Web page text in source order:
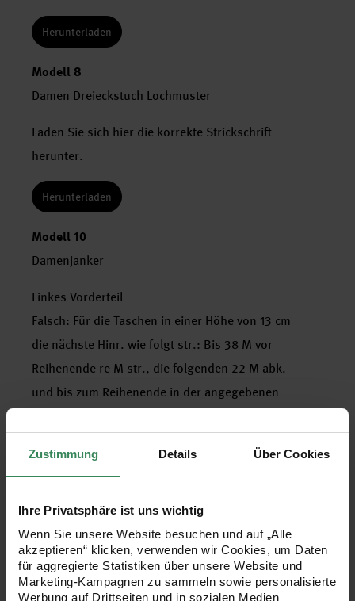
Zustimmung Details Über Cookies
Ihre Privatsphäre ist uns wichtig
Wenn Sie unsere Website besuchen und auf „Alle
akzeptieren“ klicken, verwenden wir Cookies, um Daten
für aggregierte Statistiken über unsere Website und
Marketing-Kampagnen zu sammeln sowie personalisierte
Werbung auf Drittseiten und in sozialen Medien
Herunterladen
Modell 8
Damen Dreieckstuch Lochmuster
Laden Sie sich hier die korrekte Strickschrift
herunter.
Herunterladen
Modell 10
Damenjanker
Linkes Vorderteil
Falsch: Für die Taschen in einer Höhe von 13 cm
die nächste Hinr. wie folgt str.: Bis 38 M vor
Reihenende re M str., die folgenden 22 M abk.
und bis zum Reihenende in der angegebenen
hinzunehmen und mit der li Seite nach vorne vor
jetzt den Taschenbeutel hinzunehmen und mit der
li Seite nach vorne vor die Arbeit legen.